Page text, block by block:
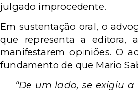
julgado improcedente.
Em sustentação oral, o
que representa a editora,
manifestarem opiniões. O
fundamento de que Mario
“De um lado, se exigiu